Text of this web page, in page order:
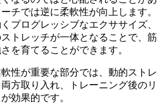
チでは逆に柔軟性が向上します。
プログレッシブなエクササイズ、
トレッチが一体となることで、筋
を育てることができます。
性が重要な部分では、動的ストレ
方取り入れ、トレーニング後のリ
効果的です。